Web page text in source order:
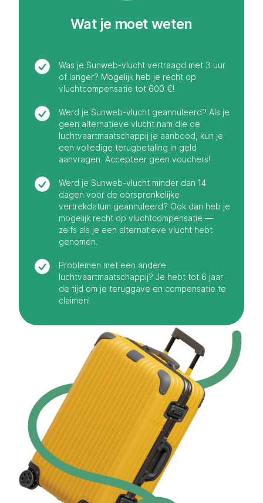
Wat je moet weten
Was je Sunweb-vlucht vertraagd met 3 uur
of langer? Mogelijk heb je recht op
vluchtcompensatie tot 600 €!
Werd je Sunweb-vlucht geannuleerd? Als je
geen alternatieve vlucht nam die de
luchtvaartmaatschappij je aanbood, kun je
een volledige terugbetaling in geld
aanvragen. Accepteer geen vouchers!
Werd je Sunweb-vlucht minder dan 14
dagen voor de oorspronkelijke
vertrekdatum geannuleerd? Ook dan heb je
mogelijk recht op vluchtcompensatie —
zelfs als je een alternatieve vlucht hebt
genomen.
Problemen met een andere
luchtvaartmaatschappij? Je hebt tot 6 jaar
de tijd om je teruggave en compensatie te
claimen!